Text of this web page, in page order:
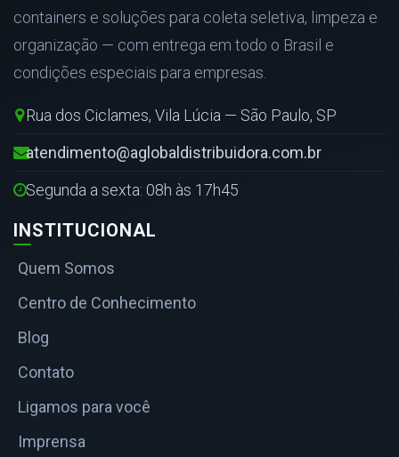
containers e soluções para coleta seletiva, limpeza e
organização — com entrega em todo o Brasil e
condições especiais para empresas.
Rua dos Ciclames, Vila Lúcia — São Paulo, SP
atendimento@aglobaldistribuidora.com.br
Segunda a sexta: 08h às 17h45
INSTITUCIONAL
Quem Somos
Centro de Conhecimento
Blog
Contato
Ligamos para você
Imprensa